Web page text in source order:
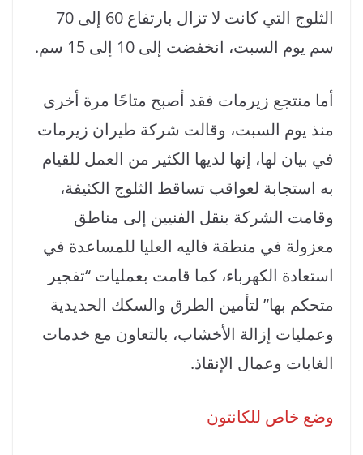
الثلوج التي كانت لا تزال بارتفاع 60 إلى 70
سم يوم السبت، انخفضت إلى 10 إلى 15 سم.
أما منتجع زيرمات فقد أصبح متاحًا مرة أخرى
منذ يوم السبت، وقالت شركة طيران زيرمات
في بيان لها، إنها لديها الكثير من العمل للقيام
به استجابة لعواقب تساقط الثلوج الكثيفة،
وقامت الشركة بنقل الفنيين إلى مناطق
معزولة في منطقة فاليه العليا للمساعدة في
استعادة الكهرباء، كما قامت بعمليات “تفجير
متحكم بها” لتأمين الطرق والسكك الحديدية
وعمليات إزالة الأخشاب، بالتعاون مع خدمات
الغابات وعمال الإنقاذ.
وضع خاص للكانتون